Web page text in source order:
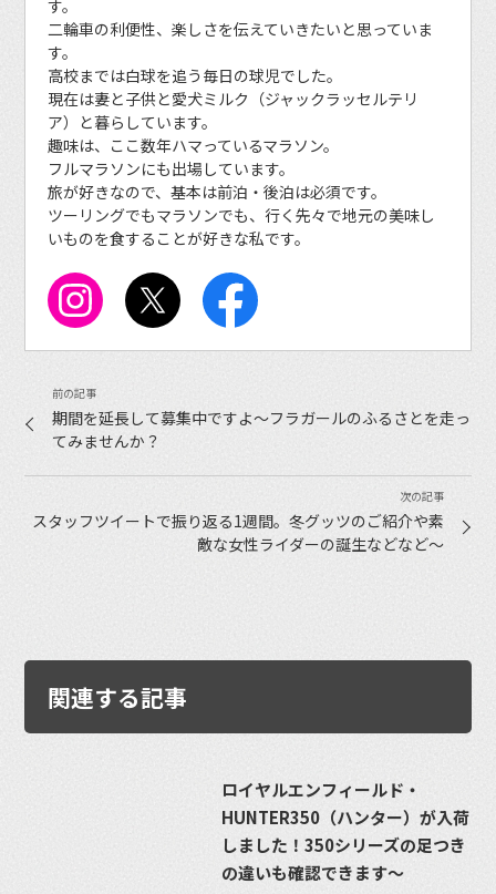
す。
二輪車の利便性、楽しさを伝えていきたいと思っていま
す。
高校までは白球を追う毎日の球児でした。
現在は妻と子供と愛犬ミルク（ジャックラッセルテリ
ア）と暮らしています。
趣味は、ここ数年ハマっているマラソン。
フルマラソンにも出場しています。
旅が好きなので、基本は前泊・後泊は必須です。
ツーリングでもマラソンでも、行く先々で地元の美味し
いものを食することが好きな私です。
期間を延長して募集中ですよ〜フラガールのふるさとを走っ
てみませんか？
スタッフツイートで振り返る1週間。冬グッツのご紹介や素
敵な女性ライダーの誕生などなど〜
関連する記事
ロイヤルエンフィールド・
HUNTER350（ハンター）が入荷
しました！350シリーズの足つき
の違いも確認できます〜